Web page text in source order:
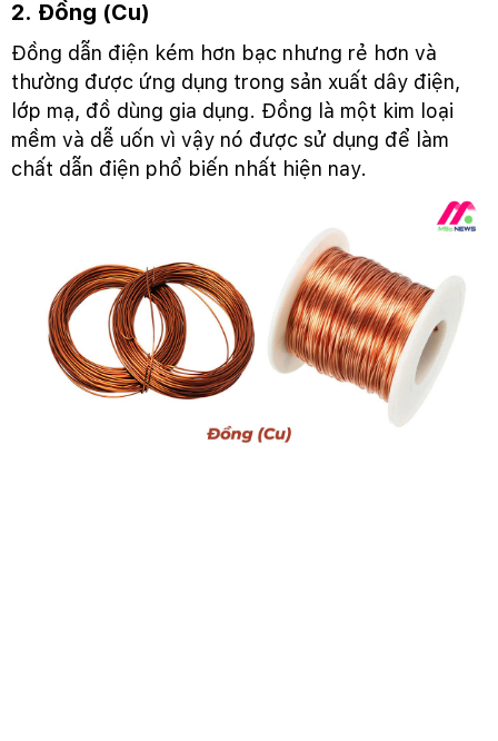
2. Đồng (Cu)
Đồng dẫn điện kém hơn bạc nhưng rẻ hơn và
thường được ứng dụng trong sản xuất dây điện,
lớp mạ, đồ dùng gia dụng. Đồng là một kim loại
mềm và dễ uốn vì vậy nó được sử dụng để làm
chất dẫn điện phổ biến nhất hiện nay.